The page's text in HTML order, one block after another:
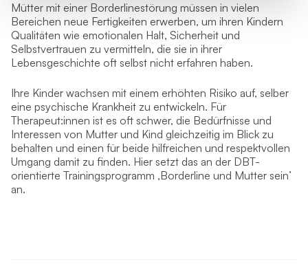
Mütter mit einer Borderlinestörung müssen in vielen
Bereichen neue Fertigkeiten erwerben, um ihren Kindern
Qualitäten wie emotionalen Halt, Sicherheit und
Selbstvertrauen zu vermitteln, die sie in ihrer
Lebensgeschichte oft selbst nicht erfahren haben.
Ihre Kinder wachsen mit einem erhöhten Risiko auf, selber
eine psychische Krankheit zu entwickeln. Für
Therapeut:innen ist es oft schwer, die Bedürfnisse und
Interessen von Mutter und Kind gleichzeitig im Blick zu
behalten und einen für beide hilfreichen und respektvollen
Umgang damit zu finden. Hier setzt das an der DBT-
orientierte Trainingsprogramm ‚Borderline und Mutter sein’
an.